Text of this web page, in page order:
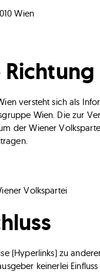
Wien
versteht sich als
Wien. Die zur
der Wiener
Volkspartei
(Hyperlinks) zu
keinerlei